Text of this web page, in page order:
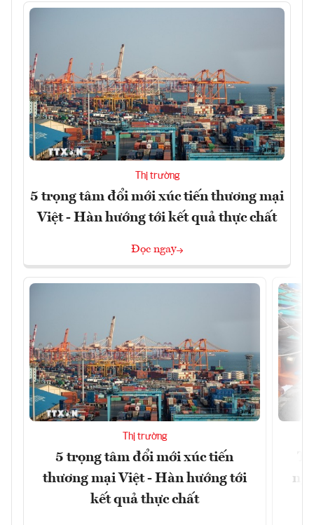
Thị trường
5 trọng tâm đổi mới xúc tiến thương mại
Việt - Hàn hướng tới kết quả thực chất
Đọc ngay
Thị trường
5 trọng tâm đổi mới xúc tiến
thương mại Việt - Hàn hướng tới
kết quả thực chất